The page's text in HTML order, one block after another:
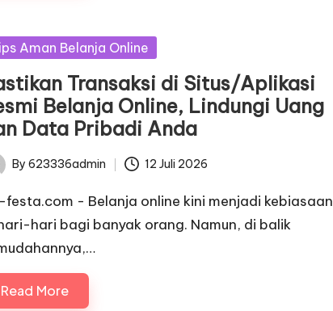
Aman Belanja Online
Transaksi di Situs/Aplikasi
Belanja Online, Lindungi Uang
Data Pribadi Anda
By 623336admin 12 Juli 2026
- Belanja online kini menjadi kebiasaan
hari bagi banyak orang. Namun, di balik
Read More